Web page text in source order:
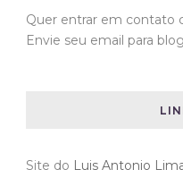
Quer entrar em contato
Envie seu email para
Site do Luis Antonio